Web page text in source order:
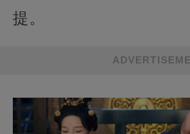
提。